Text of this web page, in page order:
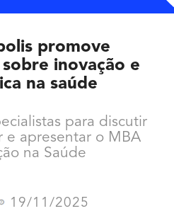
promove
inovação e
na saúde
para discutir
e apresentar o MBA
na Saúde
19/11/2025